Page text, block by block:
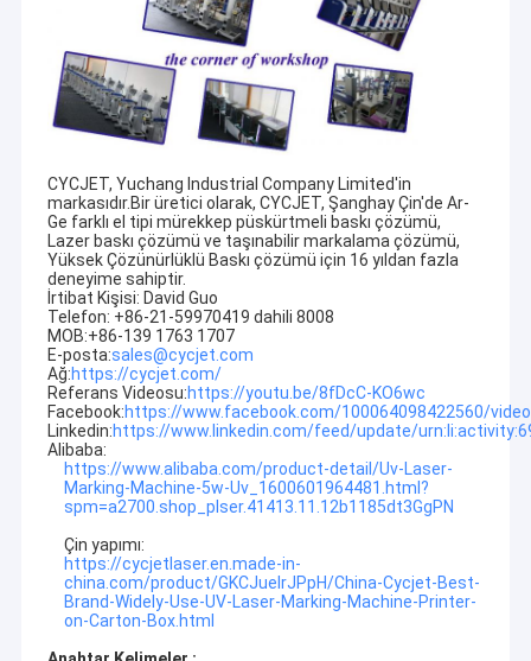
Ürün:% s
Hakkımızda
CYCJET, Yuchang Industrial Company Limited'in
markasıdır.Bir üretici olarak, CYCJET, Şanghay Çin'de Ar-
Ge farklı el tipi mürekkep püskürtmeli baskı çözümü,
Lazer baskı çözümü ve taşınabilir markalama çözümü,
Yüksek Çözünürlüklü Baskı çözümü için 16 yıldan fazla
deneyime sahiptir.
İrtibat Kişisi: David Guo
Telefon: +86-21-59970419 dahili 8008
MOB:+86-139 1763 1707
E-posta:sales@cycjet.com
Ağ:https://cycjet.com/
Referans Videosu:https://youtu.be/8fDcC-KO6wc
Facebook:https://www.facebook.com/100064098422560/
Linkedin:https://www.linkedin.com/feed/update/
Alibaba:
https://www.alibaba.com/product-detail/Uv-Laser-
Marking-Machine-5w-Uv_1600601964481.html?
spm=a2700.shop_plser.41413.11.12b1185dt3GgPN
Çin yapımı:
https://cycjetlaser.en.made-in-
china.com/product/GKCJuelrJPpH/China-Cycjet-Best-
Brand-Widely-Use-UV-Laser-Marking-Machine-Printer-
on-Carton-Box.html